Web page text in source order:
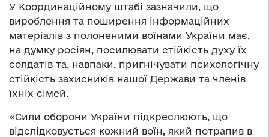
У Координаційному штабі зазначили, що
вироблення та поширення інформаційних
матеріалів з полоненими воїнами України має,
на думку росіян, посилювати стійкість духу їх
солдатів та, навпаки, пригнічувати психологічну
стійкість захисників нашої Держави та членів
їхніх сімей.
«Сили оборони України підкреслюють, що
відслідковується кожний воїн, який потрапив в